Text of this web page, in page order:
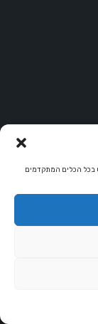
בכל הכלים המתקדמים